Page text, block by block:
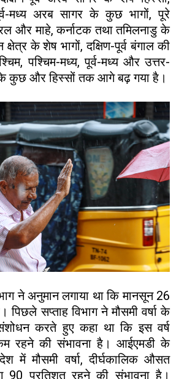
मध्य अरब सागर के कुछ भागों, पूरे
और माहे, कर्नाटक तथा तमिलनाडु के
के शेष भागों, दक्षिण-पूर्व बंगाल की
पश्चिम-मध्य, पूर्व-मध्य और उत्तर-
के कुछ और हिस्सों तक आगे बढ़ गया है।
ने अनुमान लगाया था कि मानसून 26
सप्ताह विभाग ने मौसमी वर्षा के
करते हुए कहा था कि इस वर्ष
रहने की संभावना है। आईएमडी के
में मौसमी वर्षा, दीर्घकालिक औसत
90 प्रतिशत रहने की संभावना है।